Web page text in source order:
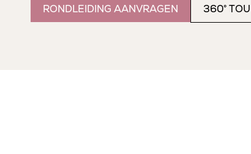
MANAGER VEILIGHEID EN
RONDLEIDING AANVRAGEN 360°